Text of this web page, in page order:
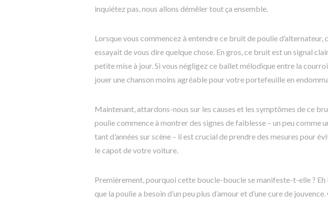
inquiétez pas, nous allons démêler tout ça ensemble.
Lorsque vous commencez à entendre ce bruit de poulie d’alternateur,
essayait de vous dire quelque chose. En gros, ce bruit est un signal
petite mise à jour. Si vous négligez ce ballet mélodique entre la
jouer une chanson moins agréable pour votre portefeuille en
Maintenant, attardons-nous sur les causes et les symptômes de ce
poulie commence à montrer des signes de faiblesse – un peu comme
tant d’années sur scène – il est crucial de prendre des mesures pour
le capot de votre voiture.
Premièrement, pourquoi cette boucle-boucle se manifeste-t-elle ?
que la poulie a besoin d’un peu plus d’amour et d’une cure de